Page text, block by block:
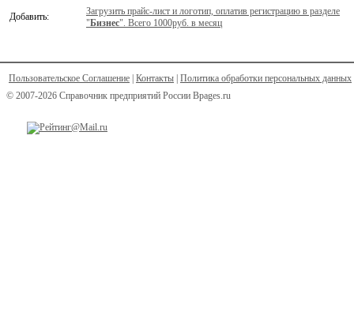
Добавить:
Загрузить прайс-лист и логотип, оплатив регистрацию в разделе
"Бизнес". Всего 1000руб. в месяц
Пользовательское Соглашение Контакты Политика обработки персональных данных
© 2007-2026 Справочник предприятий России Bpages.ru